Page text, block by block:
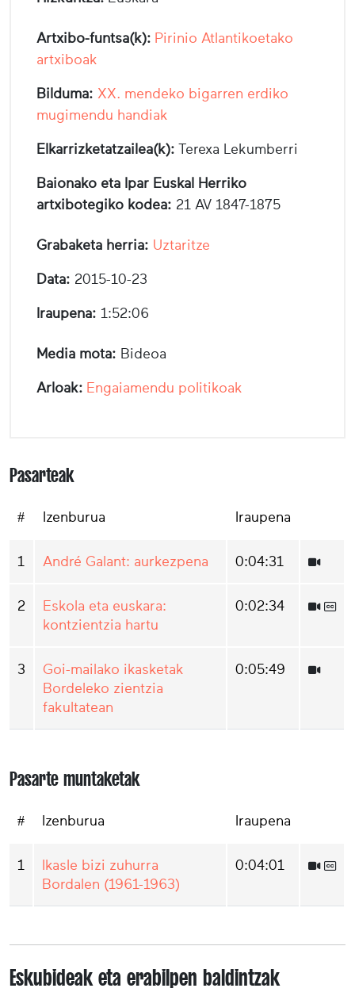
Artxibo-funtsa(k): Pirinio Atlantikoetako
artxiboak
Bilduma: XX. mendeko bigarren erdiko
mugimendu handiak
Elkarrizketatzailea(k): Terexa Lekumberri
Baionako eta Ipar Euskal Herriko
artxibotegiko kodea: 21 AV 1847-1875
Grabaketa herria: Uztaritze
Data: 2015-10-23
Iraupena: 1:52:06
Media mota: Bideoa
Arloak: Engaiamendu politikoak
Pasarteak
# Izenburua Iraupena
1 André Galant: aurkezpena 0:04:31
2
Eskola eta euskara:
kontzientzia hartu
0:02:34
3
Goi-mailako ikasketak
Bordeleko zientzia
fakultatean
0:05:49
Pasarte muntaketak
# Izenburua Iraupena
1
Ikasle bizi zuhurra
Bordalen (1961-1963)
0:04:01
Eskubideak eta erabilpen baldintzak